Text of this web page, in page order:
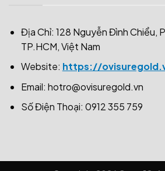
Địa Chỉ: 128 Nguyễn Đình Chiểu,
TP.HCM, Việt Nam
Website: https://
Email: hotro@ovisuregold.vn
Số Điện Thoại: 0912 355 759